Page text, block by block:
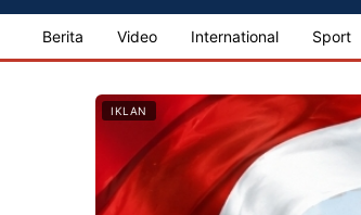
Berita Video International Sport
IKLAN